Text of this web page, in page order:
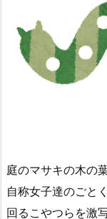
庭のマサキの木の
自称女子達のごと
回るこやつらを激